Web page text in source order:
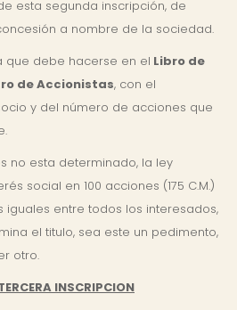
esta segunda inscripción, de
a nombre de la sociedad.
que debe hacerse en el Libro de
de Accionistas, con el
y del número de acciones que
no esta determinado, la ley
social en 100 acciones (175 C.M.)
entre todos los interesados,
el titulo, sea este un pedimento,
otro.
INSCRIPCION